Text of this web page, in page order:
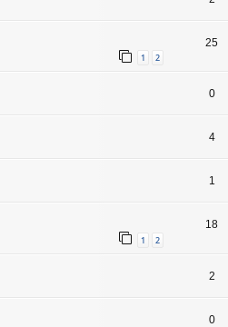
1 2
25
0
4
1
1 2
18
2
0